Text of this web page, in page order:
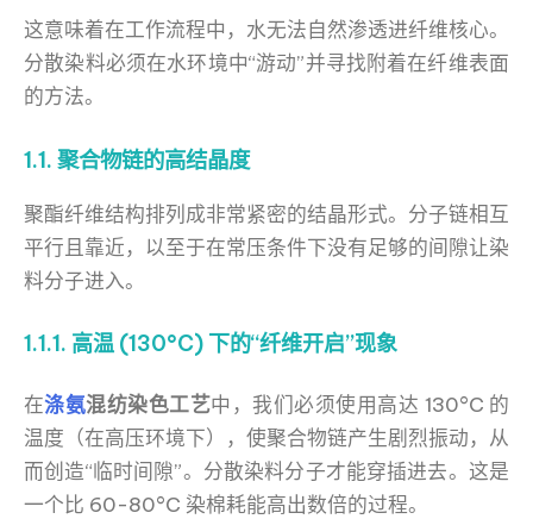
这意味着在工作流程中，水无法自然渗透进纤维核心。
分散染料必须在水环境中“游动”并寻找附着在纤维表面
的方法。
1.1. 聚合物链的高结晶度
聚酯纤维结构排列成非常紧密的结晶形式。分子链相互
平行且靠近，以至于在常压条件下没有足够的间隙让染
料分子进入。
1.1.1. 高温 (130°C) 下的“纤维开启”现象
在涤氨混纺染色工艺中，我们必须使用高达 130°C 的
温度（在高压环境下），使聚合物链产生剧烈振动，从
而创造“临时间隙”。分散染料分子才能穿插进去。这是
一个比 60-80°C 染棉耗能高出数倍的过程。